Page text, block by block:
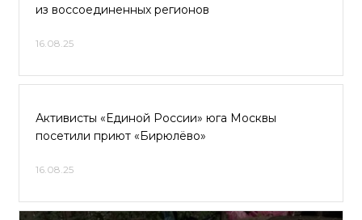
из воссоединенных регионов
16.08.25
Активисты «Единой России» юга Москвы
посетили приют «Бирюлёво»
16.08.25